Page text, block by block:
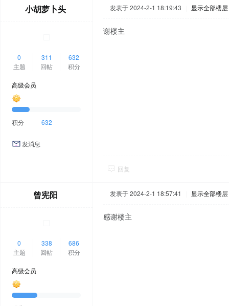
小胡萝卜头
0
主题
311
回帖
632
积分
高级会员
积分 632
发消息
发表于 2024-2-1 18:19:43 显示全部楼层
谢楼主
回复
曾宪阳
0
主题
338
回帖
686
积分
高级会员
发表于 2024-2-1 18:57:41 显示全部楼层
感谢楼主